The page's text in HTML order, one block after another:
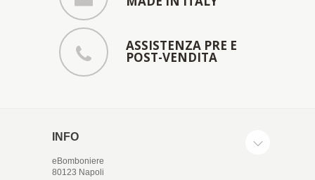
ASSISTENZA PRE E
POST-VENDITA
INFO
eBomboniere
80123 Napoli